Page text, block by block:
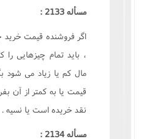
مسأله 2133 :
اگر فروشنده قيمت
، بايد تمام چيزهايى
مال کم يا زياد مى شود
قيمت يا به کمتر از آن
نقد خريده است يا نسيه .
مسأله 2134 :